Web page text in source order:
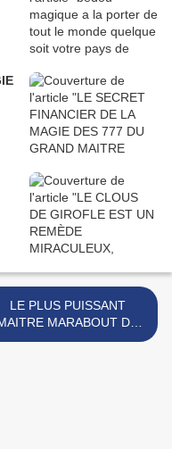
LE PLUS PUISSANT
MARABOUT DU
MONDE ET D'AFRIQUE >